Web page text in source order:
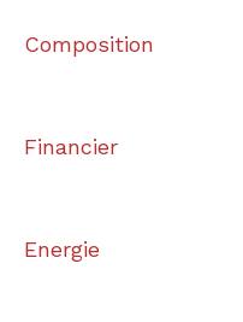
Composition
Financier
Energie